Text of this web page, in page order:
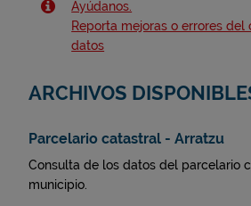
Ayúdanos.
Reporta mejoras o errores del
datos
ARCHIVOS
Parcelario catastral - Arratzu
Consulta de los datos del parcelario
municipio.